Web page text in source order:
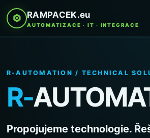
⚙ RAMPACEK.eu
AUTOMATIZACE · IT · INTEGRACE
R-AUTOMATION / TECHNICAL
R-
Propojujeme technologie.